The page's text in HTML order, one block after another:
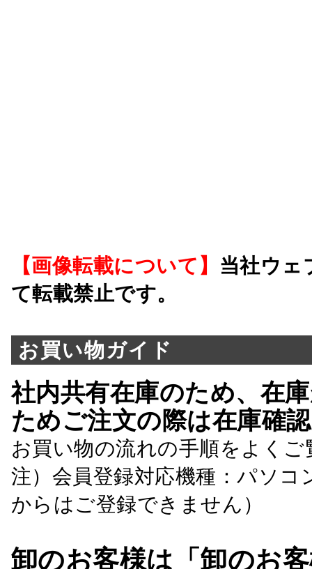
【画像転載について】 当社ウェ
て転載禁止です。
お買い物ガイド
社内共有在庫のため、在
ためご注文の際は在庫確
お買い物の流れの手順をよくご
注）会員登録対応機種：パソ
からはご登録できません）
卸のお客様は「卸のお